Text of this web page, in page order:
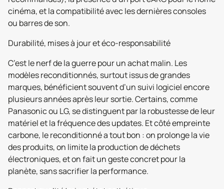
cinéma, et la compatibilité avec les dernières consoles
ou barres de son.
Durabilité, mises à jour et éco-responsabilité
C’est le nerf de la guerre pour un achat malin. Les
modèles reconditionnés, surtout issus de grandes
marques, bénéficient souvent d’un suivi logiciel encore
plusieurs années après leur sortie. Certains, comme
Panasonic ou LG, se distinguent par la robustesse de leur
matériel et la fréquence des updates. Et côté empreinte
carbone, le reconditionné a tout bon : on prolonge la vie
des produits, on limite la production de déchets
électroniques, et on fait un geste concret pour la
planète, sans sacrifier la performance.